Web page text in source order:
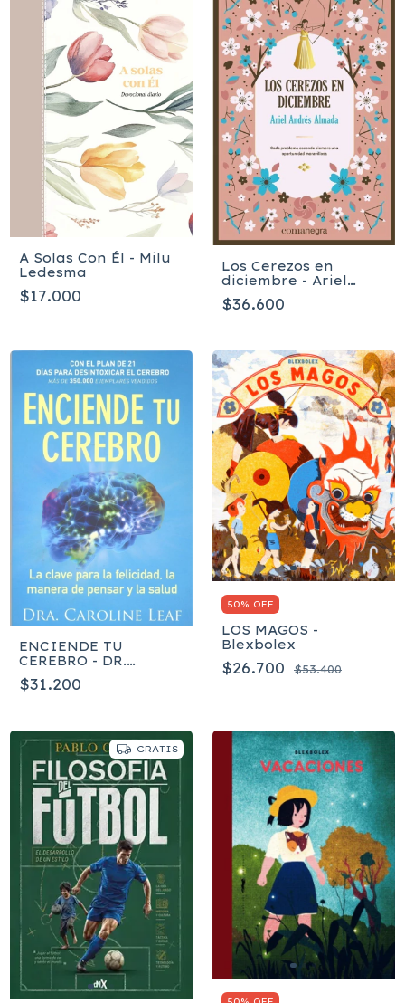
A Solas Con Él - Milu
Ledesma
$17.000
Los Cerezos en
diciembre - Ariel
Andrés Almada
$36.600
ENCIENDE TU
CEREBRO - DR.
CAROLINE LEAF
$31.200
50% OFF
LOS MAGOS -
Blexbolex
$26.700 $53.400
GRATIS